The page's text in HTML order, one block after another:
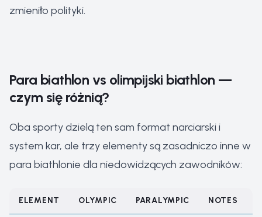
zmieniło polityki.
Para biathlon vs olimpijski biathlon —
czym się różnią?
Oba sporty dzielą ten sam format narciarski i
system kar, ale trzy elementy są zasadniczo inne w
para biathlonie dla niedowidzących zawodników:
ELEMENT OLYMPIC PARALYMPIC NOTES